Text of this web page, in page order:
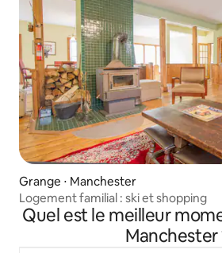
Grange ⋅ Manchester
Logement familial : ski et shopping
Quel est le meilleur
Manchester